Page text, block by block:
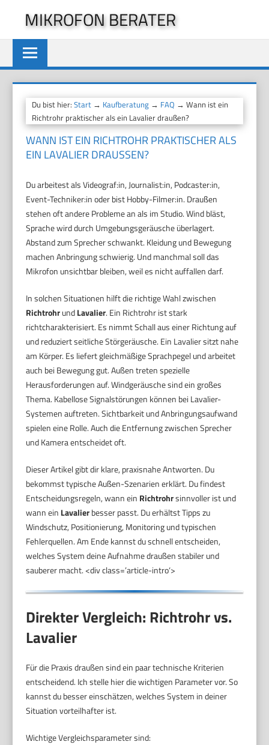
springen
MIKROFON BERATER
Du bist hier:Start → Kaufberatung → FAQ → Wann ist ein
Richtrohr praktischer als ein Lavalier draußen?
WANN IST EIN RICHTROHR PRAKTISCHER ALS
EIN LAVALIER DRAUSSEN?
Du arbeitest als Videograf:in, Journalist:in, Podcaster:in,
Event-Techniker:in oder bist Hobby-Filmer:in. Draußen
stehen oft andere Probleme an als im Studio. Wind bläst,
Sprache wird durch Umgebungsgeräusche überlagert.
Abstand zum Sprecher schwankt. Kleidung und Bewegung
machen Anbringung schwierig. Und manchmal soll das
Mikrofon unsichtbar bleiben, weil es nicht auffallen darf.
In solchen Situationen hilft die richtige Wahl zwischen
RichtrohrundLavalier. Ein Richtrohr ist stark
richtcharakterisiert. Es nimmt Schall aus einer Richtung auf
und reduziert seitliche Störgeräusche. Ein Lavalier sitzt nahe
am Körper. Es liefert gleichmäßige Sprachpegel und arbeitet
auch bei Bewegung gut. Außen treten spezielle
Herausforderungen auf. Windgeräusche sind ein großes
Thema. Kabellose Signalstörungen können bei Lavalier-
Systemen auftreten. Sichtbarkeit und Anbringungsaufwand
spielen eine Rolle. Auch die Entfernung zwischen Sprecher
und Kamera entscheidet oft.
Dieser Artikel gibt dir klare, praxisnahe Antworten. Du
bekommst typische Außen-Szenarien erklärt. Du findest
Entscheidungsregeln, wann ein Richtrohrsinnvoller ist und
wann ein Lavalierbesser passt. Du erhältst Tipps zu
Windschutz, Positionierung, Monitoring und typischen
Fehlerquellen. Am Ende kannst du schnell entscheiden,
welches System deine Aufnahme draußen stabiler und
sauberer macht. <div class=’article-intro‘>
Direkter Vergleich: Richtrohr vs.
Lavalier
Für die Praxis draußen sind ein paar technische Kriterien
entscheidend. Ich stelle hier die wichtigen Parameter vor. So
kannst du besser einschätzen, welches System in deiner
Situation vorteilhafter ist.
Wichtige Vergleichsparameter sind: